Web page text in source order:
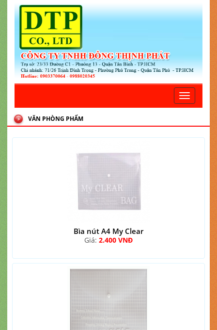
Toggle
VĂN PHÒNG PHẨM
Bìa nút A4 My Clear
Giá: 2.400 VNĐ